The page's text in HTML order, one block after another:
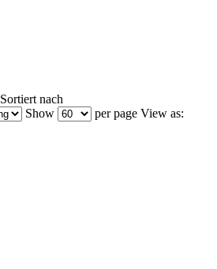
Sortiert nach
Show
per page View as: